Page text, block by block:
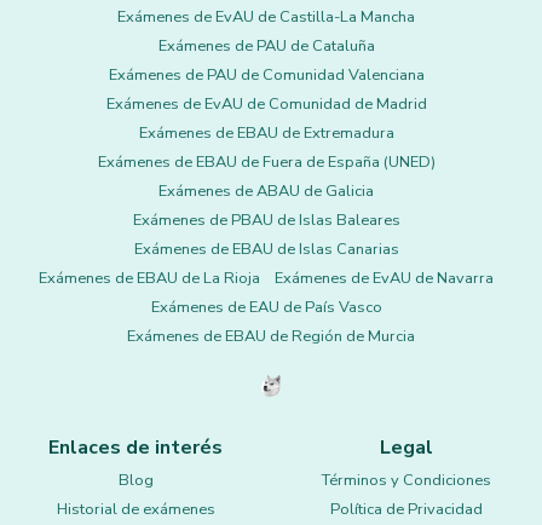
Exámenes de EvAU de Castilla-La Mancha
Exámenes de PAU de Cataluña
Exámenes de PAU de Comunidad Valenciana
Exámenes de EvAU de Comunidad de Madrid
Exámenes de EBAU de Extremadura
Exámenes de EBAU de Fuera de España (UNED)
Exámenes de ABAU de Galicia
Exámenes de PBAU de Islas Baleares
Exámenes de EBAU de Islas Canarias
Exámenes de EBAU de La Rioja
Exámenes de EvAU de Navarra
Exámenes de EAU de País Vasco
Exámenes de EBAU de Región de Murcia
Enlaces de interés
Blog
Historial de exámenes
Legal
Términos y Condiciones
Política de Privacidad